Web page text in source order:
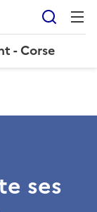
- Corse
ses